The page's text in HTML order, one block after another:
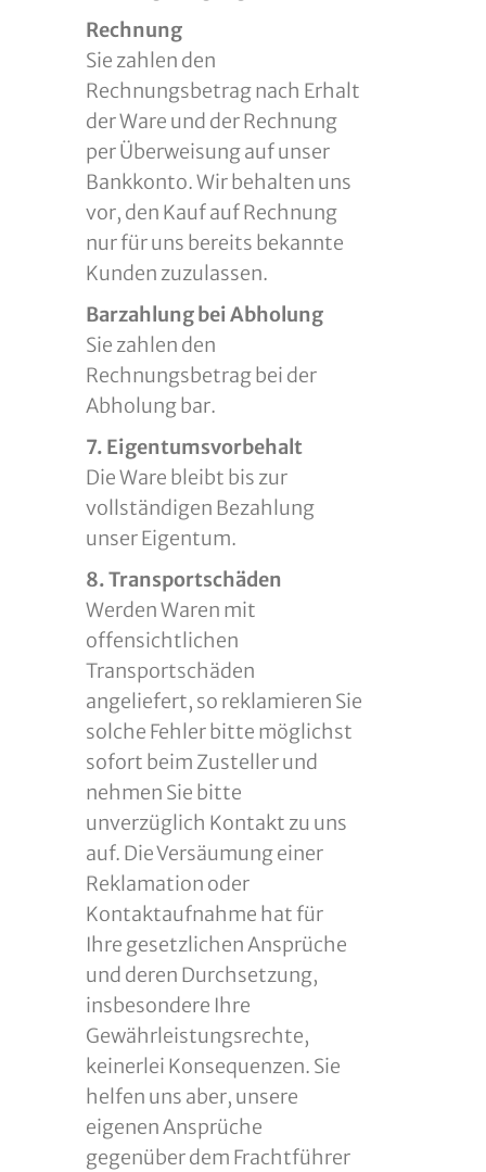
Rechnung
Sie zahlen den
Rechnungsbetrag nach Erhalt
der Ware und der Rechnung
per Überweisung auf unser
Bankkonto. Wir behalten uns
vor, den Kauf auf Rechnung
nur für uns bereits bekannte
Kunden zuzulassen.
Barzahlung bei Abholung
Sie zahlen den
Rechnungsbetrag bei der
Abholung bar.
7. Eigentumsvorbehalt
Die Ware bleibt bis zur
vollständigen Bezahlung
unser Eigentum.
8. Transportschäden
Werden Waren mit
offensichtlichen
Transportschäden
angeliefert, so reklamieren Sie
solche Fehler bitte möglichst
sofort beim Zusteller und
nehmen Sie bitte
unverzüglich Kontakt zu uns
auf. Die Versäumung einer
Reklamation oder
Kontaktaufnahme hat für
Ihre gesetzlichen Ansprüche
und deren Durchsetzung,
insbesondere Ihre
Gewährleistungsrechte,
keinerlei Konsequenzen. Sie
helfen uns aber, unsere
eigenen Ansprüche
gegenüber dem Frachtführer